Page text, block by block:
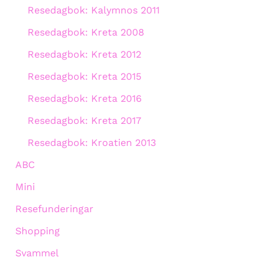
Resedagbok: Kalymnos 2011
Resedagbok: Kreta 2008
Resedagbok: Kreta 2012
Resedagbok: Kreta 2015
Resedagbok: Kreta 2016
Resedagbok: Kreta 2017
Resedagbok: Kroatien 2013
ABC
Mini
Resefunderingar
Shopping
Svammel